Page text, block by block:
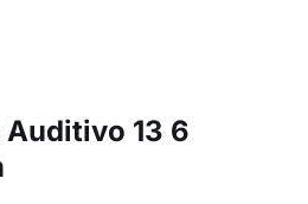
13 6